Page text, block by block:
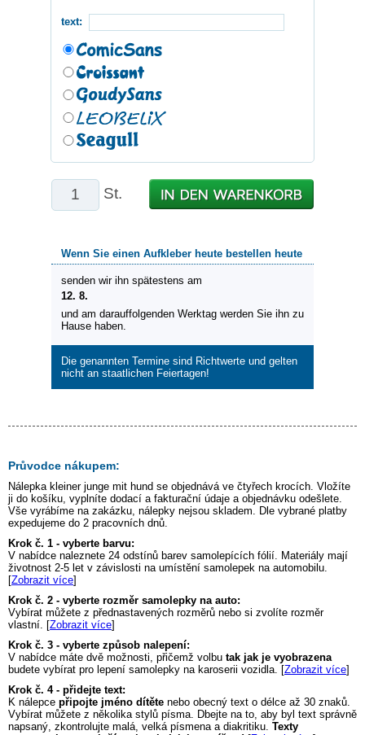
text:
St.
Wenn Sie einen Aufkleber heute bestellen heute
senden wir ihn spätestens am
12. 8.
und am darauffolgenden Werktag werden Sie ihn zu
Hause haben.
Die genannten Termine sind Richtwerte und gelten
nicht an staatlichen Feiertagen!
Průvodce nákupem:
Nálepka kleiner junge mit hund se objednává ve čtyřech krocích. Vložíte
ji do košíku, vyplníte dodací a fakturační údaje a objednávku odešlete.
Vše vyrábíme na zakázku, nálepky nejsou skladem. Dle vybrané platby
expedujeme do 2 pracovních dnů.
Krok č. 1 - vyberte barvu:
V nabídce naleznete 24 odstínů barev samolepících fólií. Materiály mají
životnost 2-5 let v závislosti na umístění samolepek na automobilu.
[Zobrazit více]
Krok č. 2 - vyberte rozměr samolepky na auto:
Vybírat můžete z přednastavených rozměrů nebo si zvolíte rozměr
vlastní. [Zobrazit více]
Krok č. 3 - vyberte způsob nalepení:
V nabídce máte dvě možnosti, přičemž volbu tak jak je vyobrazena
budete vybírat pro lepení samolepky na karoserii vozidla. [Zobrazit více]
Krok č. 4 - přidejte text:
K nálepce připojte jméno dítěte nebo obecný text o délce až 30 znaků.
Vybírat můžete z několika stylů písma. Dbejte na to, aby byl text správně
napsaný, zkontrolujte malá, velká písmena a diakritiku. Texty